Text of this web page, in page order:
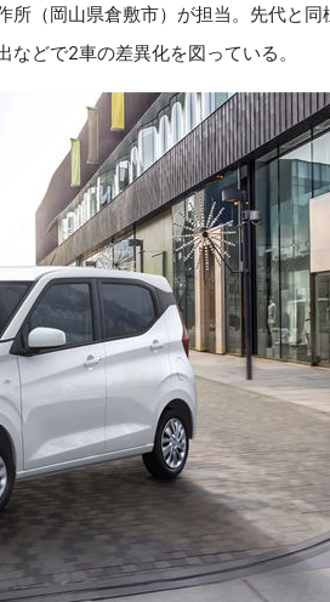
所（岡山県倉敷市）が担当。先代と同
などで2車の差異化を図っている。